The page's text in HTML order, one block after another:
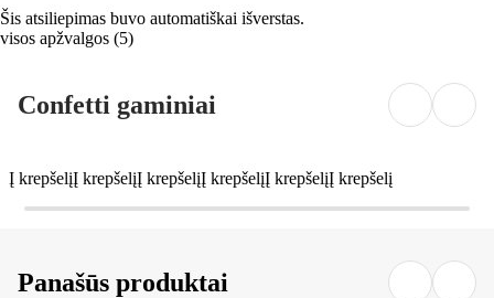
Šis atsiliepimas buvo automatiškai išverstas.
visos apžvalgos (5)
Confetti gaminiai
Į krepšelįĮ krepšelįĮ krepšelįĮ krepšelįĮ krepšelįĮ krepšelį
Panašūs produktai